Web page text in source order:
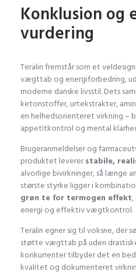
Konklusion og
vurdering
Teralin fremstår som et
vægttab og energiforbedring,
moderne danske livsstil. Dets
ketonstoffer, urtekstrakter,
en helhedsorienteret virkning
appetitkontrol og mental
Brugeranmeldelser og
produktet levererstabile,
alvorlige bivirkninger, så længe
største styrke ligger i
grøn te for termogen effekt,
energi og effektiv vægtkontrol.
Teralin egner sig til voksne, der
støtte vægttab på uden
konkurrenter tilbyder det en
kvalitet og dokumenteret